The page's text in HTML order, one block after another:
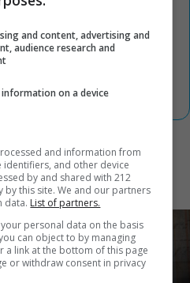
αλλάζουν την αντίληψη για
and content, advertising and
audience research and
on a device
and information from
identifiers, and other device
by and shared with 212
by this site. We and our partners
data. List of partners.
personal data on the basis
can object to by managing
link at the bottom of this page
or withdraw consent in privacy